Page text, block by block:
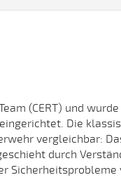
(CERT) und
Die
vergleichbar:
durch
Sicherheitsprobleme